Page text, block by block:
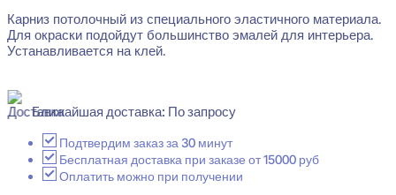
Карниз потолочный из специального эластичного материала.
Для окраски подойдут большинство эмалей для интерьера.
Устанавливается на клей.
Ближайшая доставка: По запросу
Подтвердим заказ за 30 минут
Бесплатная доставка при заказе от 15000 руб
Оплатить можно при получении